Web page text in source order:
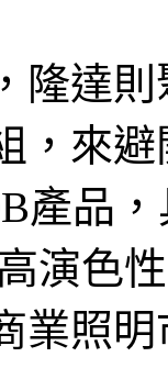
隆達
，來
產品
演色
業照明